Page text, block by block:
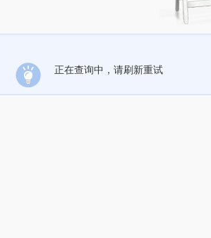
正在查询中，请刷新重试